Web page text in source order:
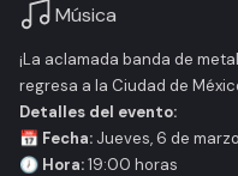
Música
¡La aclamada banda de
regresa a la Ciudad de
Detalles del evento:
📅 Fecha: Jueves, 6 de
🕖 Hora:19:00 horas